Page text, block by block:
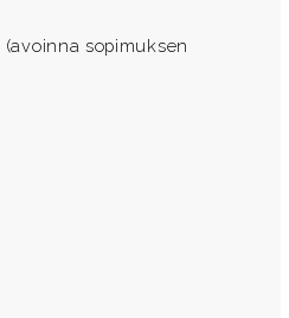
(avoinna sopimuksen